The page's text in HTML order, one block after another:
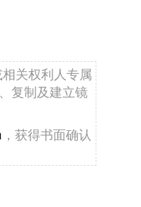
关权利人专属
复制及建立镜
，获得书面确认